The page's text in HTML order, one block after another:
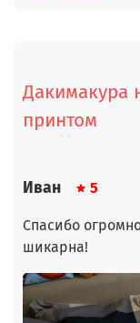
Дакимакура
принтом
Иван 5
Спасибо
шикарна!